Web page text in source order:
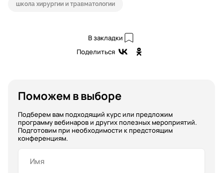
школа хирургии и травматологии
В закладки
Поделиться
Поможем в выборе
Подберем вам подходящий курс или предложим
программу вебинаров и других полезных мероприятий.
Подготовим при необходимости к предстоящим
конференциям.
Имя